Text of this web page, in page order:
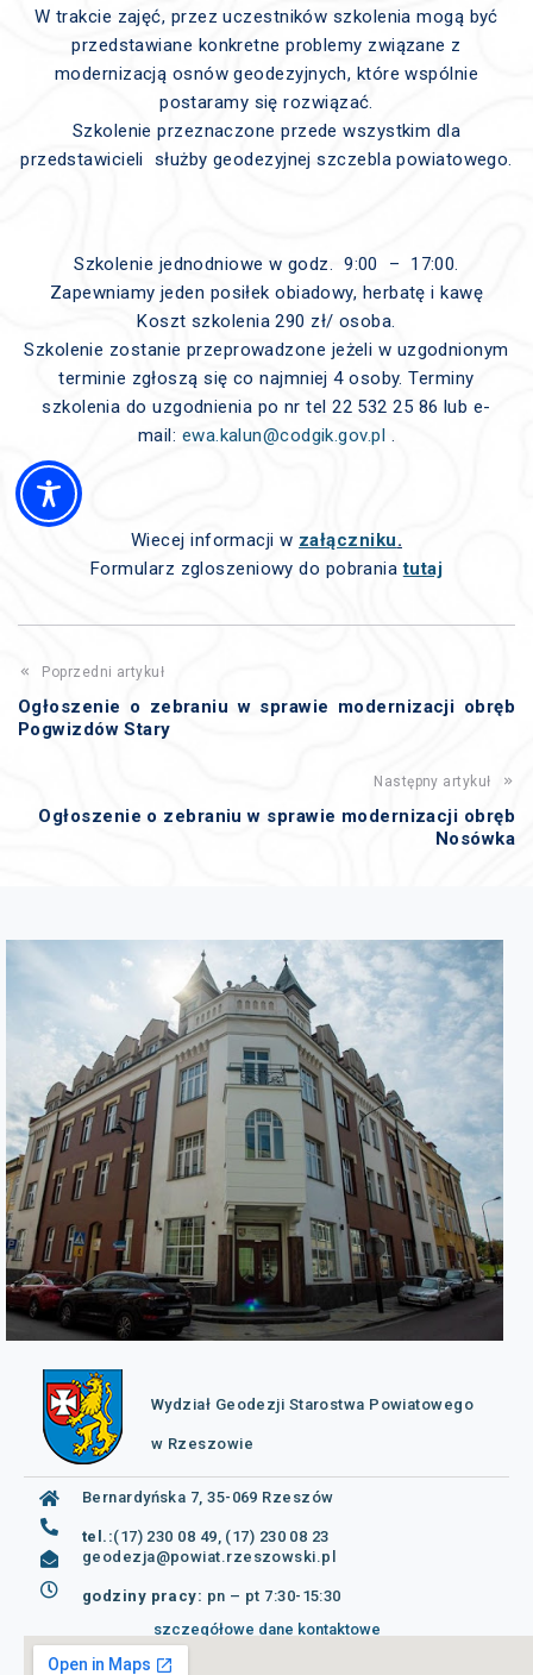
W trakcie zajęć, przez uczestników szkolenia mogą być
przedstawiane konkretne problemy związane z
modernizacją osnów geodezyjnych, które wspólnie
postaramy się rozwiązać.
Szkolenie przeznaczone przede wszystkim dla
przedstawicieli służby geodezyjnej szczebla powiatowego.
Szkolenie jednodniowe w godz. 9:00 – 17:00.
Zapewniamy jeden posiłek obiadowy, herbatę i kawę
Koszt szkolenia 290 zł/ osoba.
Szkolenie zostanie przeprowadzone jeżeli w uzgodnionym
terminie zgłoszą się co najmniej 4 osoby. Terminy
szkolenia do uzgodnienia po nr tel 22 532 25 86 lub e-
mail: ewa.kalun@codgik.gov.pl .
Wiecej informacji w załączniku.
Formularz zgloszeniowy do pobraniatutaj
Poprzedni artykuł
Ogłoszenie o zebraniu w sprawie modernizacji obręb
Pogwizdów Stary
Następny artykuł
Ogłoszenie o zebraniu w sprawie modernizacji obręb
Nosówka
Wydział Geodezji Starostwa Powiatowego
w Rzeszowie
Bernardyńska 7, 35-069 Rzeszów
tel.:(17) 230 08 49, (17) 230 08 23
geodezja@powiat.rzeszowski.pl
godziny pracy: pn – pt 7:30-15:30
szczegółowe dane kontaktowe